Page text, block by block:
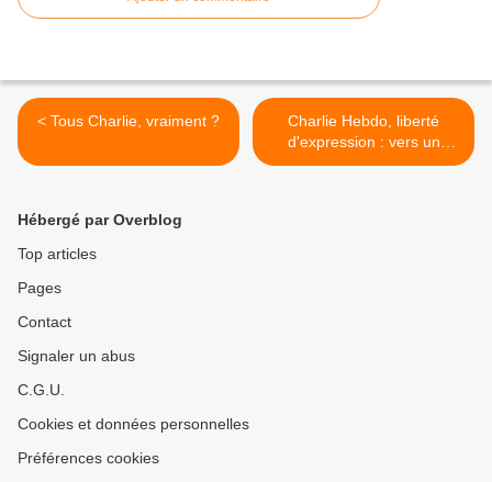
< Tous Charlie, vraiment ?
Charlie Hebdo, liberté
d'expression : vers un
nouvel impérialisme ? >
Hébergé par Overblog
Top articles
Pages
Contact
Signaler un abus
C.G.U.
Cookies et données personnelles
Préférences cookies